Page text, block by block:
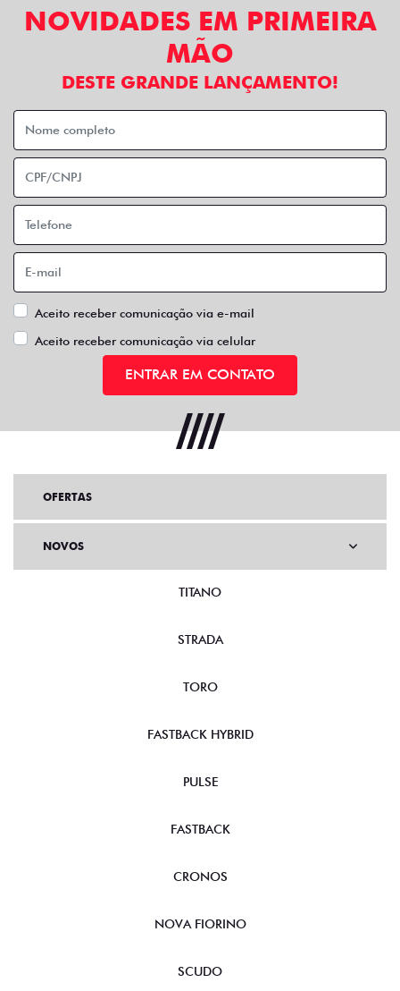
NOVIDADES EM PRIMEIRA
MÃO
DESTE GRANDE LANÇAMENTO!
Aceito receber comunicação via e-mail
Aceito receber comunicação via celular
ENTRAR EM CONTATO
OFERTAS
NOVOS
TITANO
STRADA
TORO
FASTBACK HYBRID
PULSE
FASTBACK
CRONOS
NOVA FIORINO
SCUDO